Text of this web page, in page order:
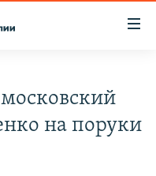
на поруки